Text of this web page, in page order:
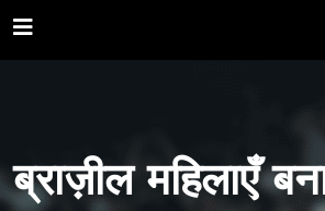
ब्राज़ील महिलाएँ